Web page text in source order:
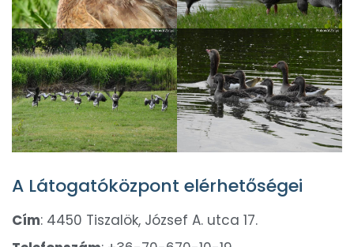
A Látogatóközpont elérhetőségei
Cím: 4450 Tiszalök, József A. utca 17.